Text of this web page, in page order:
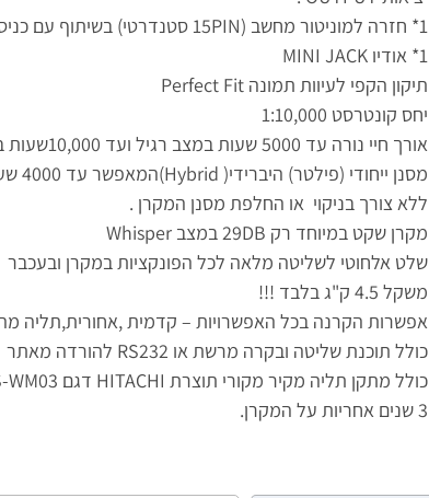
1* חזרה למוניטור מחשב (15PIN סטנדרטי) בשיתוף עם כניסת VGA מס 2
1* אודיו MINI JACK
תיקון הקפי לעיוות תמונה Perfect Fit
יחס קונטרסט 1:10,000
אורך חיי נורה עד 5000 שעות במצב רגיל ועד 10,000שעות במצב Whisper (חיסכון2) .
מסנן ייחודי (פילטר) היברידי( Hybrid)המאפשר עד 4000 שעות הקרנה
ללא צורך בניקוי או החלפת מסנן המקרן .
מקרן שקט במיוחד רק 29DB במצב Whisper
שלט אלחוטי לשליטה מלאה לכל הפונקציות במקרן ובעכבר
משקל 4.5 ק"ג בלבד !!!
אפשרות הקרנה בכל האפשרויות – קדמית ,אחורית,תליה
כולל תוכנת שליטה ובקרה מרשת או RS232 להורדה מאתר HITACHI
כולל מתקן תליה מקיר מקורי תוצרת HITACHI דגם Wall Mount HAS-WM03
3 שנים אחריות על המקרן.